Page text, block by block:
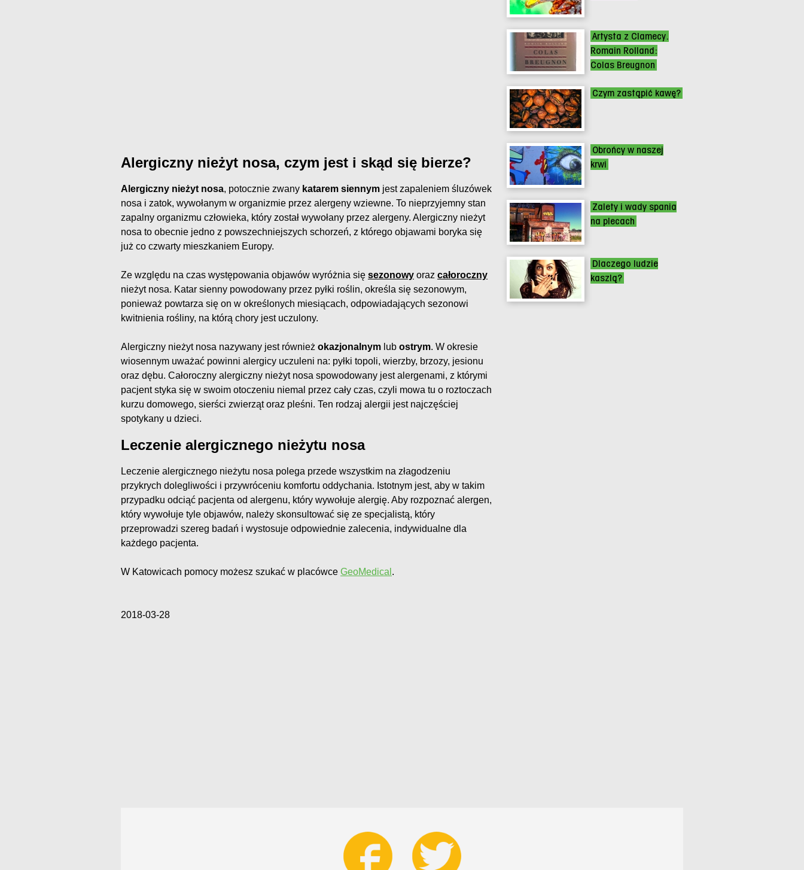
Alergiczny nieżyt nosa, czym jest i skąd się bierze?
Alergiczny nieżyt nosa, potocznie zwany katarem siennym jest zapaleniem śluzówek
nosa i zatok, wywołanym w organizmie przez alergeny wziewne. To nieprzyjemny stan
zapalny organizmu człowieka, który został wywołany przez alergeny. Alergiczny nieżyt
nosa to obecnie jedno z powszechniejszych schorzeń, z którego objawami boryka się
już co czwarty mieszkaniem Europy.
Ze względu na czas występowania objawów wyróżnia się sezonowy oraz całoroczny
nieżyt nosa. Katar sienny powodowany przez pyłki roślin, określa się sezonowym,
ponieważ powtarza się on w określonych miesiącach, odpowiadających sezonowi
kwitnienia rośliny, na którą chory jest uczulony.
Alergiczny nieżyt nosa nazywany jest również okazjonalnym lub ostrym. W okresie
wiosennym uważać powinni alergicy uczuleni na: pyłki topoli, wierzby, brzozy, jesionu
oraz dębu. Całoroczny alergiczny nieżyt nosa spowodowany jest alergenami, z którymi
pacjent styka się w swoim otoczeniu niemal przez cały czas, czyli mowa tu o roztoczach
kurzu domowego, sierści zwierząt oraz pleśni. Ten rodzaj alergii jest najczęściej
spotykany u dzieci.
Leczenie alergicznego nieżytu nosa
Leczenie alergicznego nieżytu nosa polega przede wszystkim na złagodzeniu
przykrych dolegliwości i przywróceniu komfortu oddychania. Istotnym jest, aby w takim
przypadku odciąć pacjenta od alergenu, który wywołuje alergię. Aby rozpoznać alergen,
który wywołuje tyle objawów, należy skonsultować się ze specjalistą, który
przeprowadzi szereg badań i wystosuje odpowiednie zalecenia, indywidualne dla
każdego pacjenta.
W Katowicach pomocy możesz szukać w placówce GeoMedical .
2018-03-28
Artysta z Clamecy.
Romain Rolland:
Colas Breugnon
Czym zastąpić kawę?
Obrońcy w naszej
krwi
Zalety i wady spania
na plecach
Dlaczego ludzie
kaszlą?